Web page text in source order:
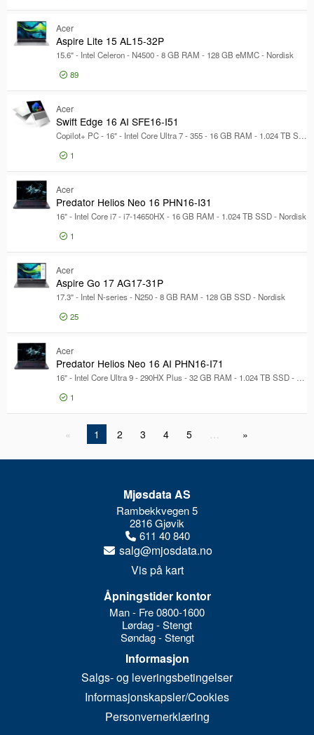
Acer
Aspire Lite 15 AL15-32P
15.6" - Intel Celeron - N4500 - 8 GB RAM - 128 GB eMMC - Nordisk
89
Acer
Swift Edge 16 AI SFE16-I51
Copilot+ PC - 16" - Intel Core Ultra 7 - 355 - 16 GB RAM - 1.024 TB SSD - Nordisk
1
Acer
Predator Helios Neo 16 PHN16-I31
16" - Intel Core i7 - i7-14650HX - 16 GB RAM - 1.024 TB SSD - Nordisk
1
Acer
Aspire Go 17 AG17-31P
17.3" - Intel N-series - N250 - 8 GB RAM - 128 GB SSD - Nordisk
25
Acer
Predator Helios Neo 16 AI PHN16-I71
16" - Intel Core Ultra 9 - 290HX Plus - 32 GB RAM - 1.024 TB SSD - Nordisk
1
1 2 3 4 5 …
Mjøsdata AS
Rambekkvegen 5
2816 Gjøvik
611 40 840
salg@mjosdata.no
Vis på kart
Åpningstider kontor
Man - Fre 0800-1600
Lørdag - Stengt
Søndag - Stengt
Informasjon
Salgs- og leveringsbetingelser
Informasjonskapsler/Cookies
Personvernerklæring